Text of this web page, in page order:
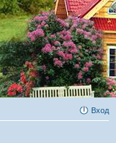
Вход